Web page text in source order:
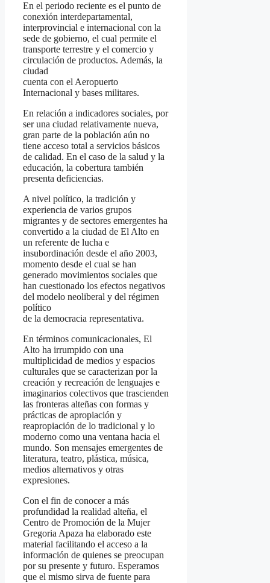
En el periodo reciente es el punto de
conexión interdepartamental,
interprovincial e internacional con la
sede de gobierno, el cual permite el
transporte terrestre y el comercio y
circulación de productos. Además, la
ciudad
cuenta con el Aeropuerto
Internacional y bases militares.
En relación a indicadores sociales, por
ser una ciudad relativamente nueva,
gran parte de la población aún no
tiene acceso total a servicios básicos
de calidad. En el caso de la salud y la
educación, la cobertura también
presenta deficiencias.
A nivel político, la tradición y
experiencia de varios grupos
migrantes y de sectores emergentes ha
convertido a la ciudad de El Alto en
un referente de lucha e
insubordinación desde el año 2003,
momento desde el cual se han
generado movimientos sociales que
han cuestionado los efectos negativos
del modelo neoliberal y del régimen
político
de la democracia representativa.
En términos comunicacionales, El
Alto ha irrumpido con una
multiplicidad de medios y espacios
culturales que se caracterizan por la
creación y recreación de lenguajes e
imaginarios colectivos que trascienden
las fronteras alteñas con formas y
prácticas de apropiación y
reapropiación de lo tradicional y lo
moderno como una ventana hacia el
mundo. Son mensajes emergentes de
literatura, teatro, plástica, música,
medios alternativos y otras
expresiones.
Con el fin de conocer a más
profundidad la realidad alteña, el
Centro de Promoción de la Mujer
Gregoria Apaza ha elaborado este
material facilitando el acceso a la
información de quienes se preocupan
por su presente y futuro. Esperamos
que el mismo sirva de fuente para